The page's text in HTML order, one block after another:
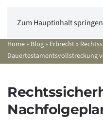
Zum Hauptinhalt springen
Home » Blog » Erbrecht »
Dauertestamentsvollstreckung